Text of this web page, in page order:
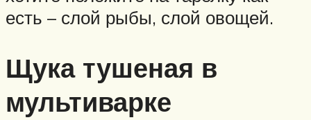
есть – слой рыбы, слой овощей.
Щука тушеная в
мультиварке